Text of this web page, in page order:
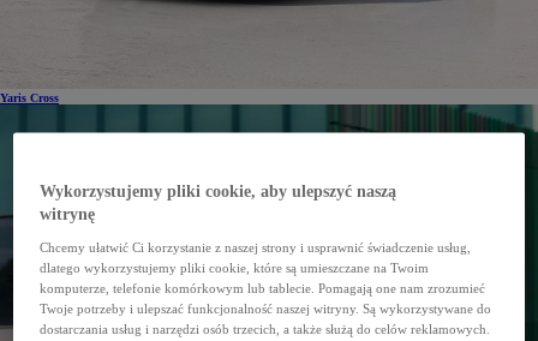
Yaris Cross
Wykorzystujemy pliki cookie, aby ulepszyć naszą
witrynę
Chcemy ułatwić Ci korzystanie z naszej strony i usprawnić świadczenie usług,
dlatego wykorzystujemy pliki cookie, które są umieszczane na Twoim
komputerze, telefonie komórkowym lub tablecie. Pomagają one nam zrozumieć
Twoje potrzeby i ulepszać funkcjonalność naszej witryny. Są wykorzystywane do
dostarczania usług i narzędzi osób trzecich, a także służą do celów reklamowych.